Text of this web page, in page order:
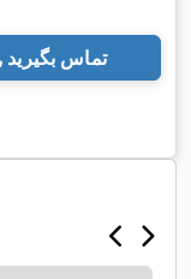
تماس بگیرید